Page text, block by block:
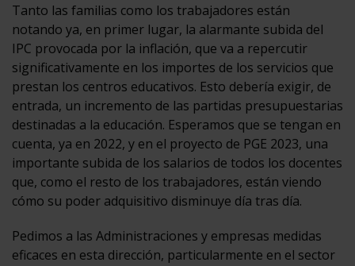
Tanto las familias como los trabajadores están
notando ya, en primer lugar, la alarmante subida del
IPC provocada por la inflación, que va a repercutir
significativamente en los importes de los servicios que
prestan los centros educativos. Esto debería exigir, de
entrada, un incremento de las partidas presupuestarias
destinadas a la educación. Esperamos que se tengan en
cuenta, ya en 2022, y en el proyecto de PGE 2023, una
importante subida de los salarios de todos los docentes
que, como el resto de los trabajadores, están viendo
cómo su poder adquisitivo disminuye día tras día.
Pedimos a las Administraciones y empresas medidas
eficaces en esta dirección, particularmente en el sector